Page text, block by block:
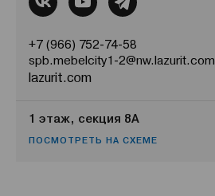
+7 (966) 752-74-58
spb.mebelcity1-2@nw.lazurit.com
lazurit.com
1 этаж, секция 8А
ПОСМОТРЕТЬ НА СХЕМЕ